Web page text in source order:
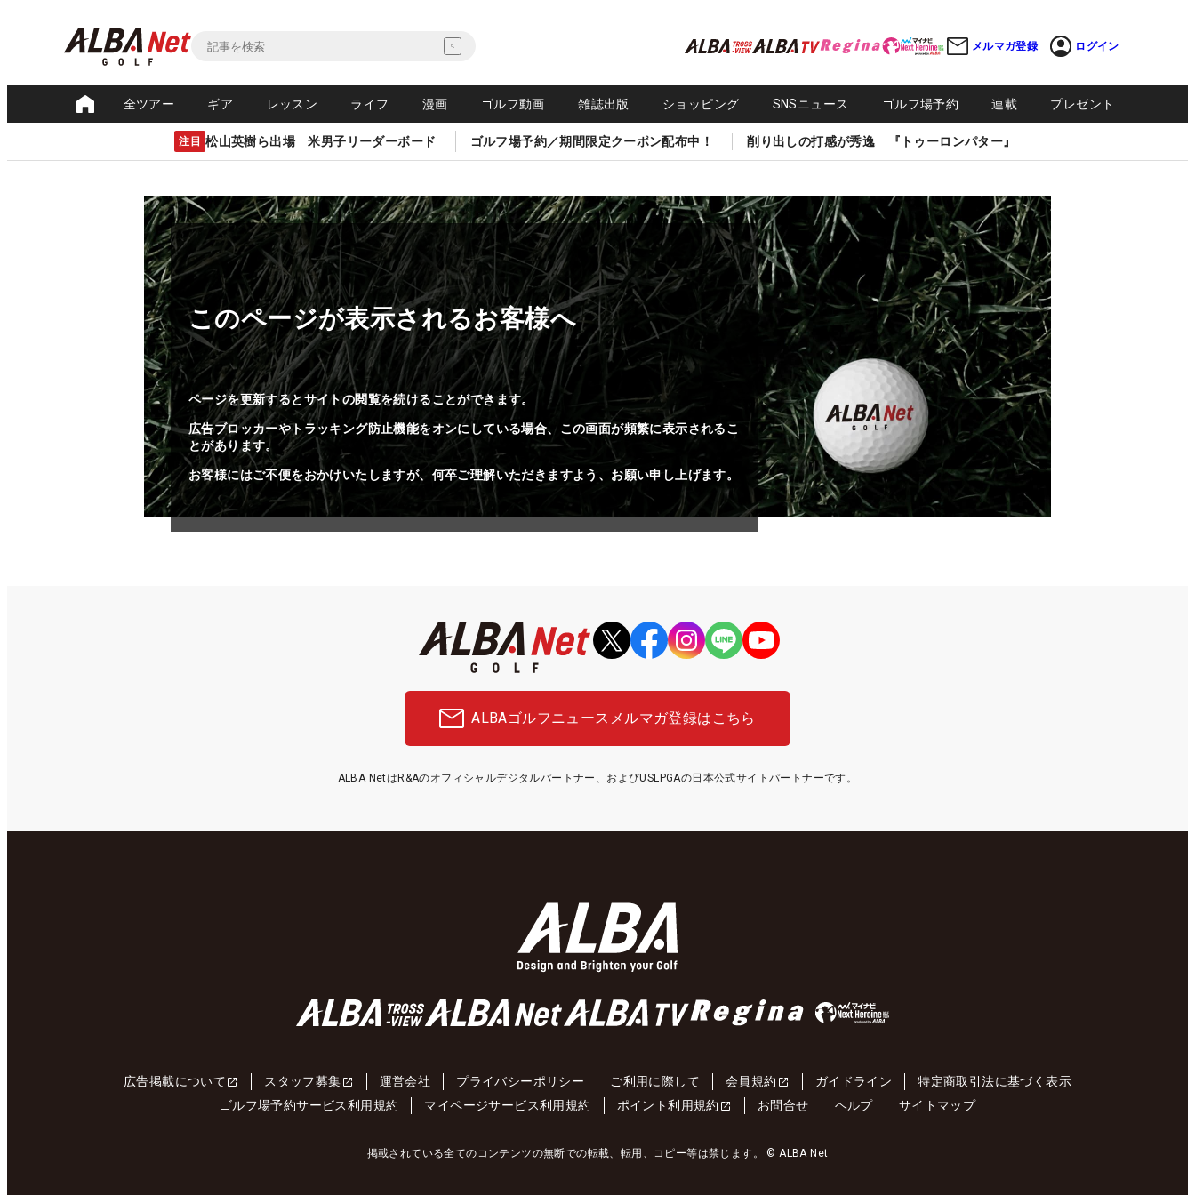
メルマガ登録 ログイン
全ツアー ギア レッスン ライフ 漫画 ゴルフ動画 雑誌出版 ショッピング SNSニュース ゴルフ場予約 連載 プレゼント
注目 松山英樹ら出場 米男子リーダーボード ゴルフ場予約／期間限定クーポン配布中！ 削り出しの打感が秀逸 『トゥーロンパター』
このページが表示されるお客様へ
ページを更新するとサイトの閲覧を続けることができます。
広告ブロッカーやトラッキング防止機能をオンにしている場合、この画面が頻繁に表示されるこ
とがあります。
お客様にはご不便をおかけいたしますが、何卒ご理解いただきますよう、お願い申し上げます。
ALBAゴルフニュース メルマガ登録はこちら
ALBA NetはR&Aのオフィシャルデジタルパートナー、およびUSLPGAの日本公式サイトパートナーです。
広告掲載について スタッフ募集 運営会社 プライバシーポリシー ご利用に際して 会員規約 ガイドライン
特定商取引法に基づく表示
ゴルフ場予約サービス利用規約
マイページサービス利用規約 ポイント利用規約 お問合せ ヘルプ サイトマップ
掲載されている全てのコンテンツの無断での転載、転用、コピー等は禁じます。 © ALBA Net